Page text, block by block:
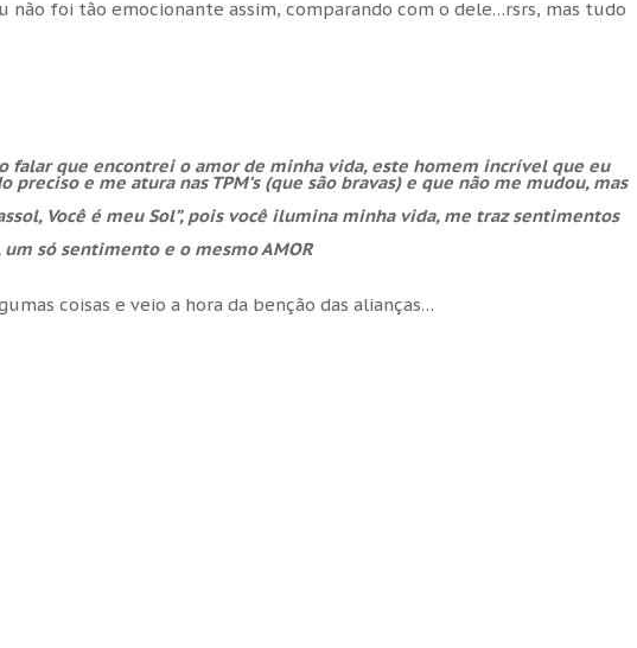
foi tão emocionante assim, comparando com o dele…rsrs, mas tudo
falar que encontrei o amor de minha vida, este homem incrível que eu
e me atura nas TPM’s (que são bravas) e que não me mudou, mas
Você é meu Sol”, pois você ilumina minha vida, me traz sentimentos
só sentimento e o mesmo AMOR
coisas e veio a hora da benção das alianças…